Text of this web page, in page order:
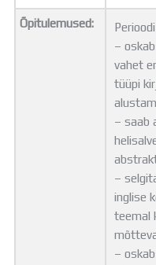
Õpitulemused:
–
vahet
tüüpi
– saab
–
inglise
teemal
–